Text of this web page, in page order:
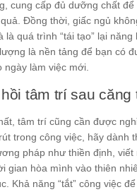
cung cấp đủ dưỡng chất
Đồng thời, giấc ngủ
là quá trình “tái tạo” lại
là nền tảng để bạn có
ngày làm việc mới.
tâm trí sau căng
tâm trí cũng cần được
trong công việc, hãy dành
pháp như thiền định, viết
gian hòa mình vào thiên
Khả năng “tắt” công việc